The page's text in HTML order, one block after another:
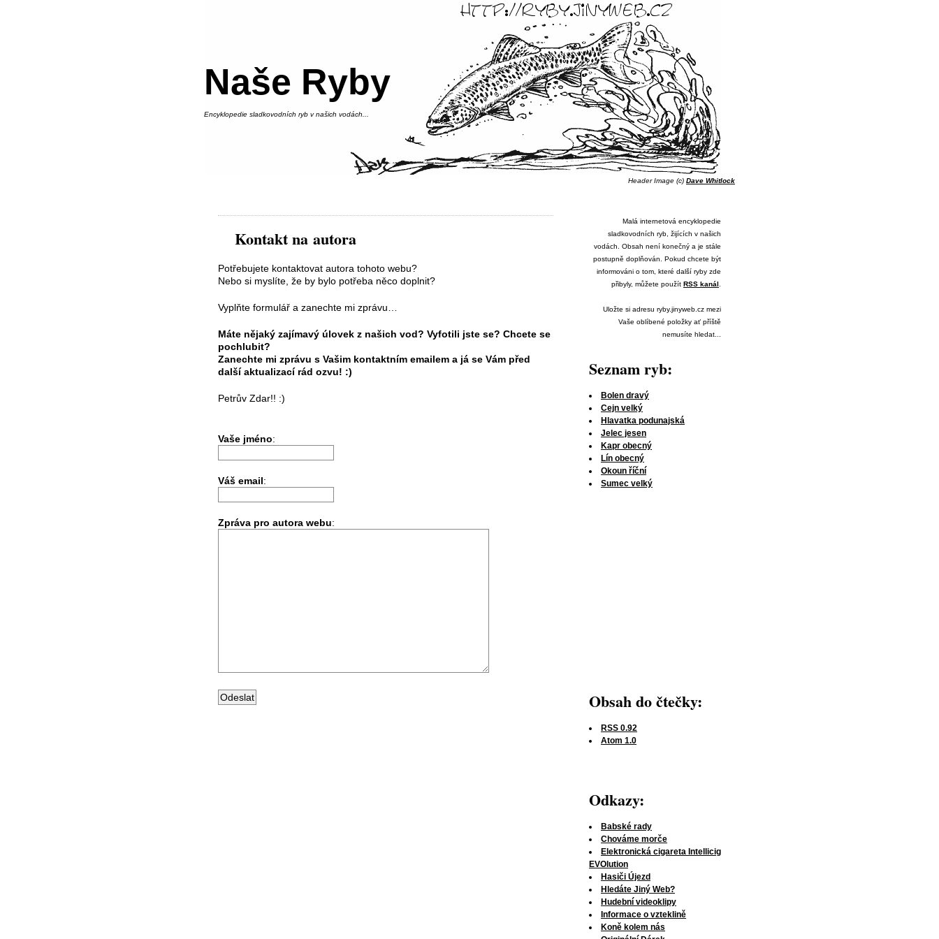
Naše Ryby
Encyklopedie sladkovodních ryb v našich vodách...
Header Image (c) Dave Whitlock
Malá internetová encyklopedie
sladkovodních ryb, žijících v našich
vodách. Obsah není konečný a je stále
postupně doplňován. Pokud chcete být
informováni o tom, které další ryby zde
přibyly, můžete použít RSS kanál
Uložte si adresu ryby.jinyweb.cz mezi
Vaše oblíbené položky ať příště
nemusíte hledat...
Seznam ryb:
Bolen dravý
Cejn velký
Hlavatka podunajská
Jelec jesen
Kapr obecný
Lín obecný
Okoun říční
Sumec velký
Obsah do čtečky:
RSS 0.92
Atom 1.0
Odkazy:
Babské rady
Chováme morče
Elektronická cigareta Intellicig
EVOlution
Hasiči Újezd
Hledáte Jiný Web?
Hudební videoklipy
Informace o vzteklině
Koně kolem nás
Kontakt na autora
Potřebujete kontaktovat autora tohoto webu?
Nebo si myslíte, že by bylo potřeba něco doplnit?
Vyplňte formulář a zanechte mi zprávu…
Máte nějaký zajímavý úlovek z našich vod? Vyfotili jste se? Chcete se
pochlubit?
Zanechte mi zprávu s Vašim kontaktním emailem a já se Vám před
další aktualizací rád ozvu! :)
Petrův Zdar!! :)
Vaše jméno:
Váš email:
Zpráva pro autora webu: